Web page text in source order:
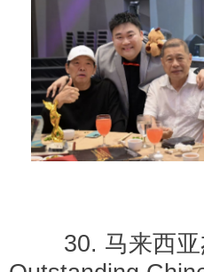
30. 马来西